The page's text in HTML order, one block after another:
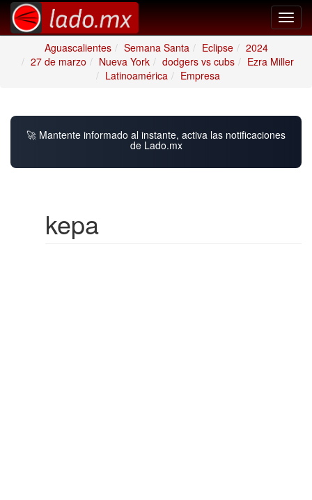
Aguascalientes
Semana Santa Eclipse
2024
27 de marzo
Nueva York dodgers vs cubs
Ezra Miller
Latinoamérica
Empresa
🚀 Mantente informado al instante, activa las notificaciones
de Lado.mx
kepa